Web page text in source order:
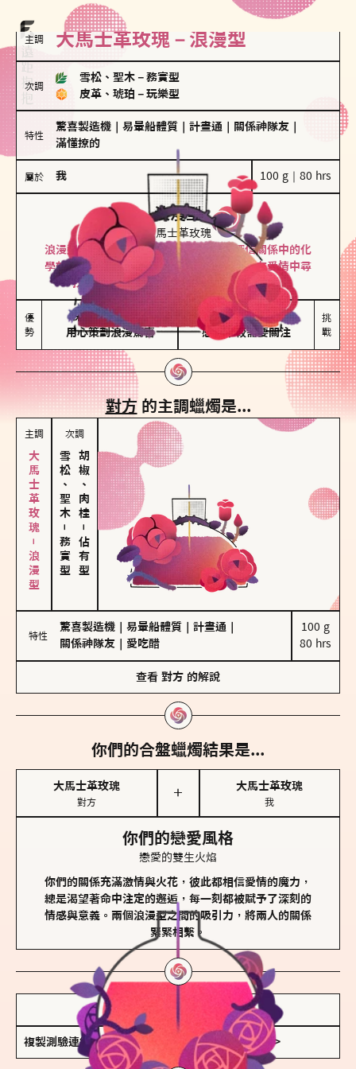
主調 大馬士革玫瑰－浪漫型
次調
雪松、聖木 － 務實型
皮革、琥珀 － 玩樂型
特性
驚喜製造機 易暈船體質 計畫通 關係神隊友
滿懂撩的
屬於 我 100 g｜80 hrs
浪漫型
大馬士革玫瑰
浪漫型的人以激情與性吸引力為基礎，深信關係中的化
學效應，認為每次相遇都是命中註定。傾向在愛情中尋
找火花，經常表達對另一半的愛意和讚美。
優
勢
保持戀愛新鮮感
用心策劃浪漫驚喜
情緒起伏較大
感情中較需要關注
挑
戰
對方的主調蠟燭是...
主調
大馬士革玫瑰－浪漫型
次調
雪松、聖木
－
務實型
胡椒、肉桂
－
佔有型
特性
驚喜製造機 易暈船體質 計畫通
關係神隊友
愛吃醋
100 g
80 hrs
查看 對方 的解說
你們的合盤蠟燭結果是...
大馬士革玫瑰
對方
＋
大馬士革玫瑰
我
你們的戀愛風格
戀愛的雙生火焰
你們的關係充滿激情與火花，彼此都相信愛情的魔力，
總是渴望著命中注定的邂逅，每一刻都被賦予了深刻的
情感與意義。兩個浪漫型之間的吸引力，將兩人的關係
緊緊相繫。
儲存我的結果圖
複製測驗連結 查看香氛類型全解析 >>>